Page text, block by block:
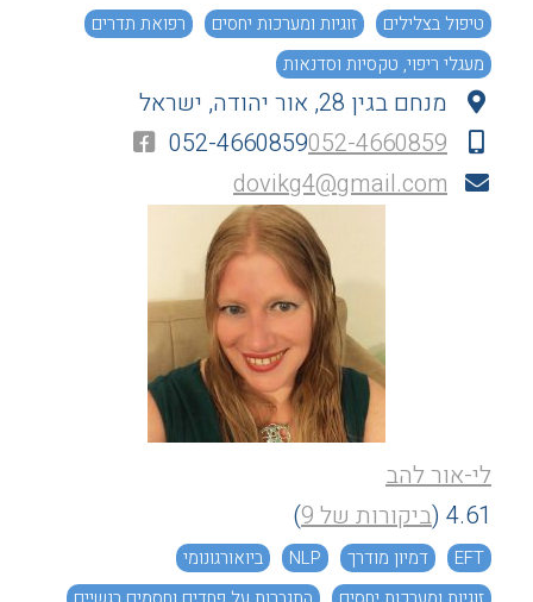
טיפול בצלילים זוגיות ומערכות יחסים
רפואת תדרים
מעגלי ריפוי, טקסיות וסדנאות
מנחם בגין 28, אור יהודה, ישראל
052-4660859052-4660859
dovikg4@gmail.com
לי-אור להב
4.61
(ביקורות של 9 )
EFT דמיון מודרך NLP
ביואורגונומי